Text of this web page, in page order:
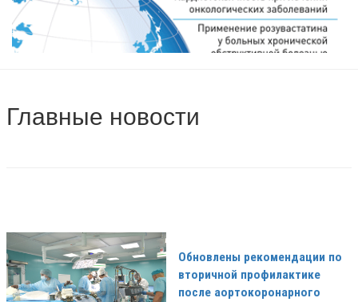
Главные новости
Обновлены рекомендации по
вторичной профилактике
после аортокоронарного